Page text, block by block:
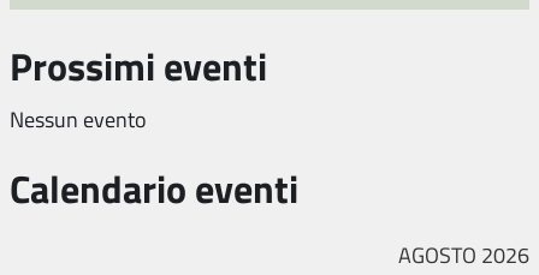
Prossimi eventi
Nessun evento
Calendario eventi
AGOSTO 2026